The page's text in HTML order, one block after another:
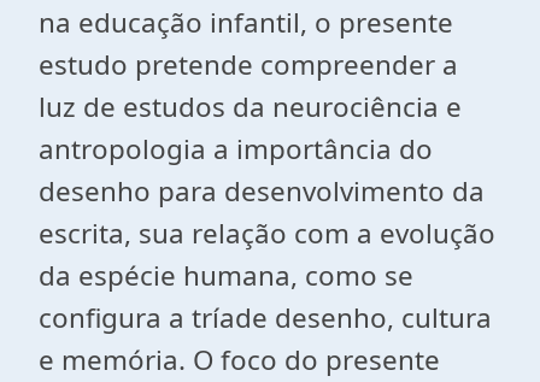
na educação infantil, o presente
estudo pretende compreender a
luz de estudos da neurociência e
antropologia a importância do
desenho para desenvolvimento da
escrita, sua relação com a evolução
da espécie humana, como se
configura a tríade desenho, cultura
e memória. O foco do presente